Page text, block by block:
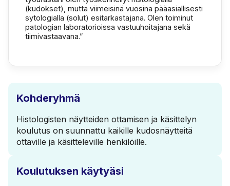
(kudokset), mutta viimeisinä vuosina pääasiallisesti
sytologialla (solut) esitarkastajana. Olen toiminut
patologian laboratorioissa vastuuhoitajana sekä
tiimivastaavana.”
Kohderyhmä
Histologisten näytteiden ottamisen ja käsittelyn
koulutus on suunnattu kaikille kudosnäytteitä
ottaville ja käsitteleville henkilöille.
Koulutuksen käytyäsi